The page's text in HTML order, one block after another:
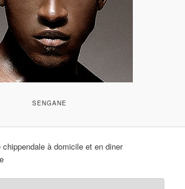
SENGANE
chippendale à domicile et en diner